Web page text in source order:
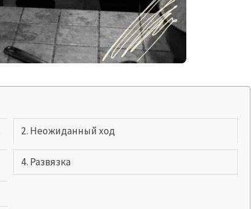
Неожиданный ход
Развязка